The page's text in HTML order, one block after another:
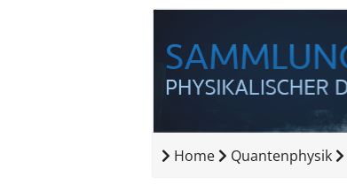
Home Quantenphysik